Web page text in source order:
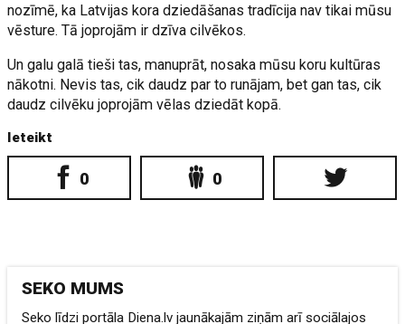
nozīmē, ka Latvijas kora dziedāšanas tradīcija nav tikai mūsu
vēsture. Tā joprojām ir dzīva cilvēkos.
Un galu galā tieši tas, manuprāt, nosaka mūsu koru kultūras
nākotni. Nevis tas, cik daudz par to runājam, bet gan tas, cik
daudz cilvēku joprojām vēlas dziedāt kopā.
Ieteikt
0 0
SEKO MUMS
Seko līdzi portāla Diena.lv jaunākajām ziņām arī sociālajos